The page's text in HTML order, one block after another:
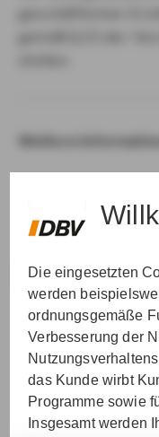
Die eingesetzten
werden
ordnungsgemäße
Verbesserung der
das Kunde wirbt
Programme sowie
Insgesamt werden
Weitere